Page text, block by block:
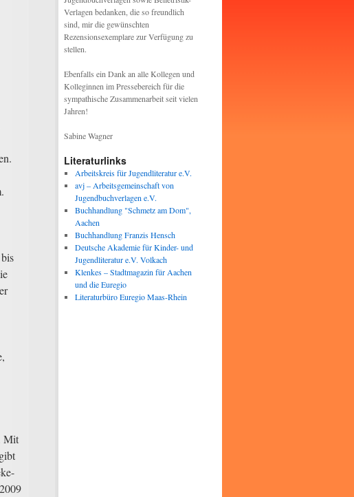
Mit
Verlagen bedanken, die so freundlich
sind, mir die gewünschten
Rezensionsexemplare zur Verfügung zu
stellen.
Ebenfalls ein Dank an alle Kollegen und
Kolleginnen im Pressebereich für die
sympathische Zusammenarbeit seit vielen
Jahren!
Sabine Wagner
Literaturlinks
Arbeitskreis für Jugendliteratur e.V.
avj – Arbeitsgemeinschaft von
Jugendbuchverlagen e.V.
Buchhandlung "Schmetz am Dom",
Aachen
Buchhandlung Franzis Hensch
Deutsche Akademie für Kinder- und
Jugendliteratur e.V. Volkach
Klenkes – Stadtmagazin für Aachen
und die Euregio
Literaturbüro Euregio Maas-Rhein